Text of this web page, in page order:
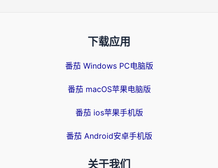
下载应用
番茄 Windows PC电脑版
番茄 macOS苹果电脑版
番茄 ios苹果手机版
番茄 Android安卓手机版
关于我们